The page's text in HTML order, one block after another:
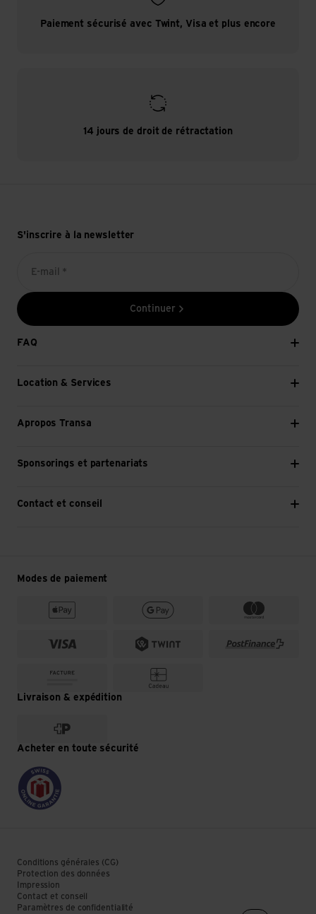
Paiement sécurisé avec Twint, Visa et plus encore
14 jours de droit de rétractation
S'inscrire à la newsletter
E-mail *
Continuer
FAQ
Location & Services
Apropos Transa
Sponsorings et partenariats
Contact et conseil
Modes de paiement
Livraison & expédition
Acheter en toute sécurité
Conditions générales (CG)
Protection des données
Impression
Contact et conseil
Paramètres de confidentialité